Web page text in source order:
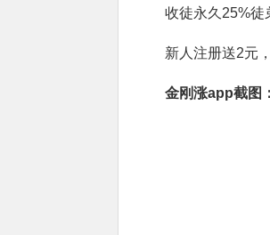
收徒永久25%徒
新人注册送2元
金刚涨app截图：